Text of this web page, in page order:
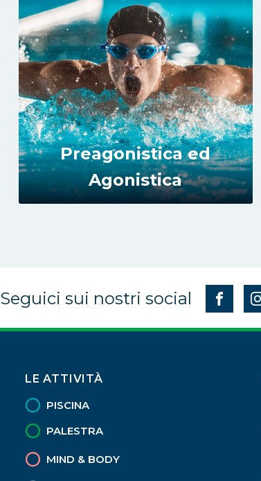
Preagonistica ed
Agonistica
Seguici sui nostri social
LE ATTIVITÀ
PISCINA
PALESTRA
MIND & BODY